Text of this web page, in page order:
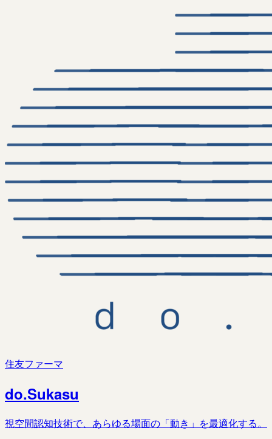
住友ファーマ
do.Sukasu
視空間認知技術で、あらゆる場面の「動き」を最適化する。